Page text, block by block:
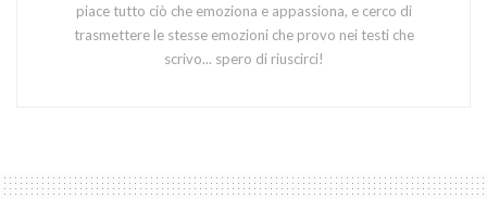
piace tutto ciò che emoziona e appassiona, e cerco di
trasmettere le stesse emozioni che provo nei testi che
scrivo... spero di riuscirci!